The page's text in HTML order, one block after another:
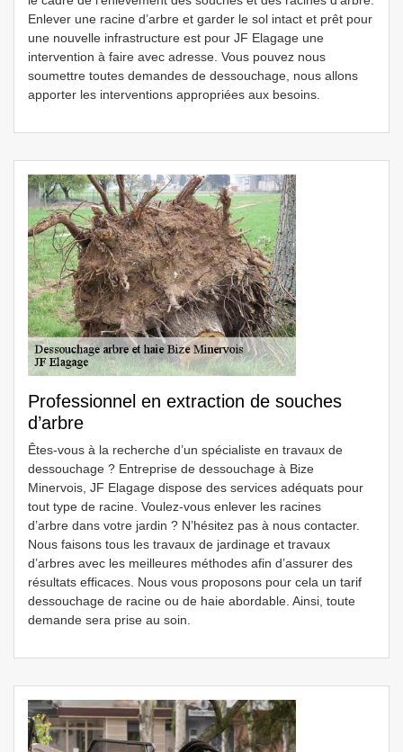
Enlever une racine d’arbre et garder le sol intact et prêt pour
une nouvelle infrastructure est pour JF Elagage une
intervention à faire avec adresse. Vous pouvez nous
soumettre toutes demandes de dessouchage, nous allons
apporter les interventions appropriées aux besoins.
Professionnel en extraction de souches
d’arbre
Êtes-vous à la recherche d’un spécialiste en travaux de
dessouchage ? Entreprise de dessouchage à Bize
Minervois, JF Elagage dispose des services adéquats pour
tout type de racine. Voulez-vous enlever les racines
d’arbre dans votre jardin ? N’hésitez pas à nous contacter.
Nous faisons tous les travaux de jardinage et travaux
d’arbres avec les meilleures méthodes afin d’assurer des
résultats efficaces. Nous vous proposons pour cela un tarif
dessouchage de racine ou de haie abordable. Ainsi, toute
demande sera prise au soin.